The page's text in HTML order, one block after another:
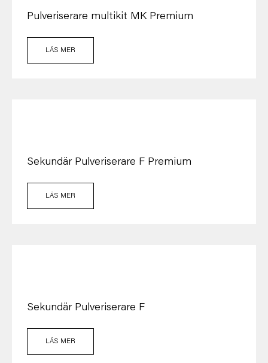
Pulveriserare multikit MK Premium
LÄS MER
Sekundär Pulveriserare F Premium
LÄS MER
Sekundär Pulveriserare F
LÄS MER